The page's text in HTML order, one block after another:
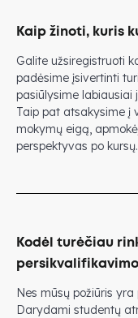
Kaip žinoti, kuris
Galite užsiregistruoti
padėsime įsivertinti
pasiūlysime
Taip pat atsakysime į
mokymų eigą,
perspektyvas po kursų.
Kodėl turėčiau
Nes mūsų požiūris
Darydami studentų